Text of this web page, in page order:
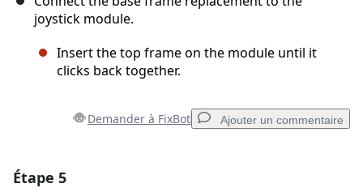
joystick module.
Insert the top frame on the module until it
clicks back together.
Demander à FixBot Ajouter un commentaire
Étape 5